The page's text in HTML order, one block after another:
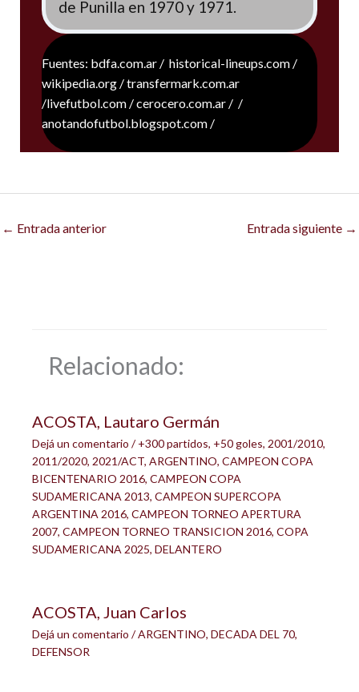
de Punilla en 1970 y 1971.
Fuentes: bdfa.com.ar / historical-lineups.com /
wikipedia.org / transfermark.com.ar
/livefutbol.com / cerocero.com.ar / /
anotandofutbol.blogspot.com /
← Entrada anterior Entrada siguiente →
Relacionado:
ACOSTA, Lautaro Germán
Dejá un comentario /+300 partidos, +50 goles, 2001/2010,
2011/2020, 2021/ACT, ARGENTINO, CAMPEON COPA
BICENTENARIO 2016, CAMPEON COPA
SUDAMERICANA 2013, CAMPEON SUPERCOPA
ARGENTINA 2016, CAMPEON TORNEO APERTURA
2007, CAMPEON TORNEO TRANSICION 2016, COPA
SUDAMERICANA 2025, DELANTERO
ACOSTA, Juan Carlos
Dejá un comentario /ARGENTINO, DECADA DEL 70,
DEFENSOR